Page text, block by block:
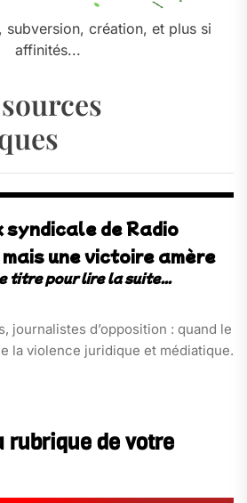
subversion, création, et plus si
affinités...
sources
de Radio
une victoire amère
journalistes d’opposition : quand le
la violence juridique et médiatique.
rubrique de votre